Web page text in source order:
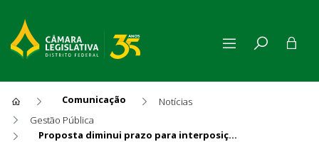
Comunicação
Notícias
Gestão Pública
Proposta diminui prazo para interposição de recursos e beneficia aprovados para a polícia civil